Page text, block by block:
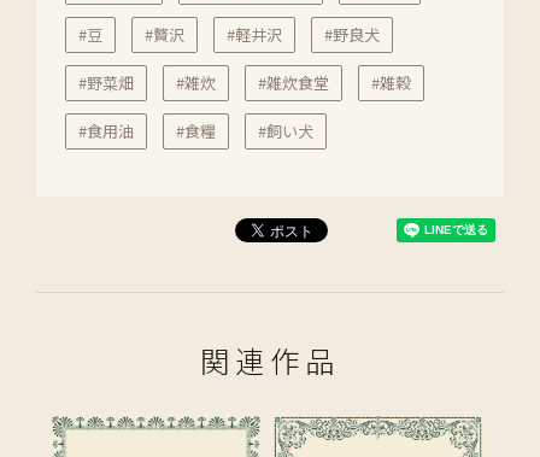
#豆 #贅沢 #軽井沢 #野良犬
#野菜畑 #雑炊 #雑炊食堂 #雑穀
#食用油 #食糧 #飼い犬
関連作品